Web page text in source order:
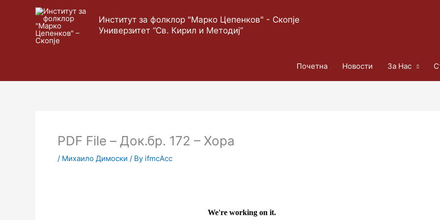
Институт за фолклор "Марко Цепенков" - Скопје
Универзитет “Св. Кирил и Методиј”
Почетна Новости За Нас
PDF File – Док.бр. 172 – Хора
/ Михаило Димоски / By ifmcAcc